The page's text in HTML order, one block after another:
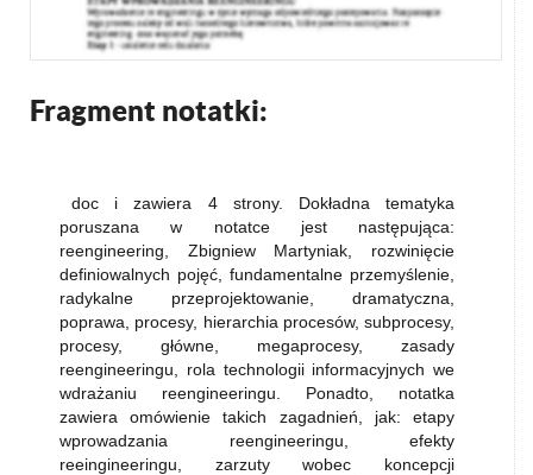
Fragment notatki:
doc i zawiera 4 strony. Dokładna tematyka
poruszana w notatce jest następująca:
reengineering, Zbigniew Martyniak, rozwinięcie
definiowalnych pojęć, fundamentalne przemyślenie,
radykalne przeprojektowanie, dramatyczna,
poprawa, procesy, hierarchia procesów, subprocesy,
procesy, główne, megaprocesy, zasady
reengineeringu, rola technologii informacyjnych we
wdrażaniu reengineeringu. Ponadto, notatka
zawiera omówienie takich zagadnień, jak: etapy
wprowadzania reengineeringu, efekty
reeingineeringu, zarzuty wobec koncepcji